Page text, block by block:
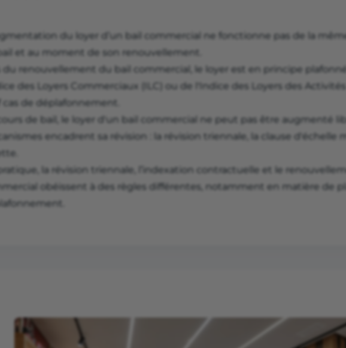
du loyer d’un bail commercial ne fonctionne pas de la
et au moment de son renouvellement.
du renouvellement du bail commercial, le loyer est en principe
des Loyers Commerciaux (ILC) ou de l'Indice des Loyers des Activités
cas de déplafonnement.
de bail, le loyer d'un bail commercial ne peut pas être augmenté
encadrent sa révision : la révision triennale, la clause d'échelle
la révision triennale, l’indexation contractuelle et le
obéissent à des règles différentes, notamment en matière de